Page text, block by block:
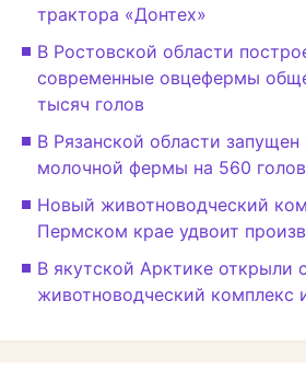
трактора «Донтех»
В Ростовской области
современные овцефермы
тысяч голов
В Рязанской области
молочной фермы на 560
Новый животноводческий
Пермском крае удвоит
В якутской Арктике открыли
животноводческий комплекс